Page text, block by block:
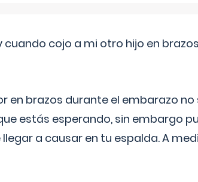
cojo a mi otro hijo en
en brazos durante el embarazo
estás esperando, sin embargo
a causar en tu espalda. A